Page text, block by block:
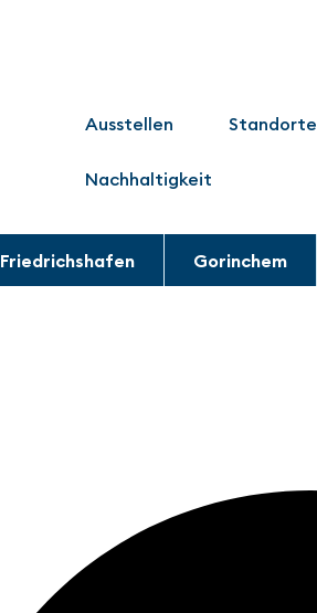
Ausstellen Standorte
Nachhaltigkeit
Friedrichshafen Gorinchem